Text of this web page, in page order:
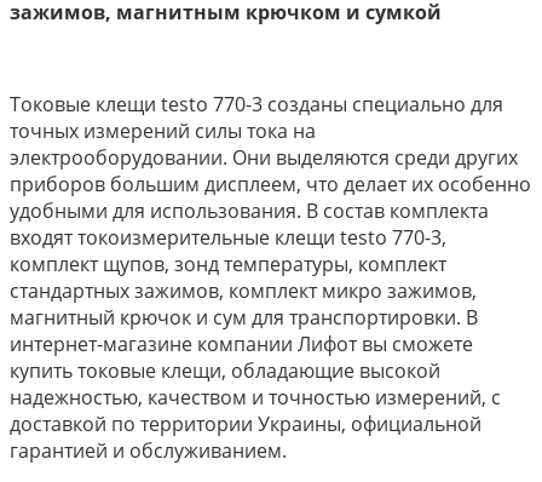
зажимов, магнитным крючком и сумкой
Токовые клещи testo 770-3 созданы специально для
точных измерений силы тока на
электрооборудовании. Они выделяются среди других
приборов большим дисплеем, что делает их особенно
удобными для использования. В состав комплекта
входят токоизмерительные клещи testo 770-3,
комплект щупов, зонд температуры, комплект
стандартных зажимов, комплект микро зажимов,
магнитный крючок и сум для транспортировки. В
интернет-магазине компании Лифот вы сможете
купить токовые клещи, обладающие высокой
надежностью, качеством и точностью измерений, с
доставкой по территории Украины, официальной
гарантией и обслуживанием.